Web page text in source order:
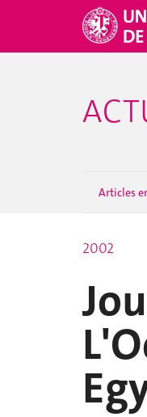
Articles
2002